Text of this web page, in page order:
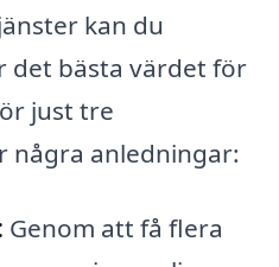
kan du
det bästa värdet för
just tre
några anledningar:
Genom att få flera